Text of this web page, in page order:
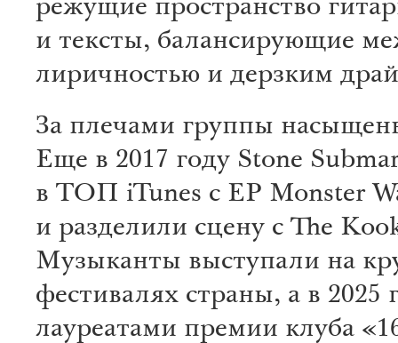
режущие пространство
и тексты, балансирующие
лиричностью и дерзким
За плечами группы
Еще в 2017 году Stone
в ТОП iTunes с EP Monster
и разделили сцену с The
Музыканты выступали на
фестивалях страны, а в 2025
лауреатами премии клуба